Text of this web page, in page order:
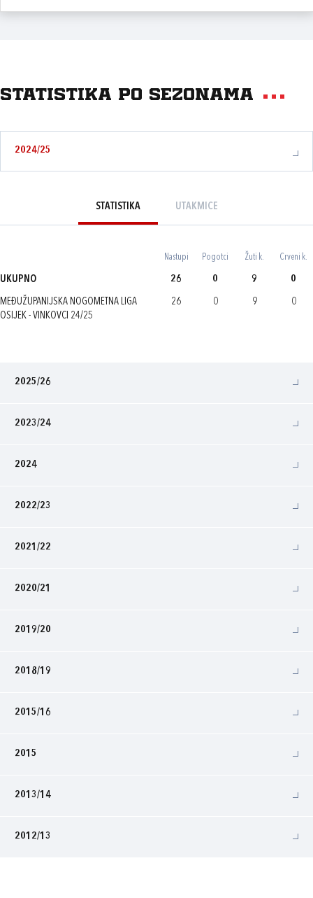
Statistika po sezonama
2024/25
STATISTIKA UTAKMICE
Nastupi Pogotci Žuti k. Crveni k.
UKUPNO 26 0 9 0
MEĐUŽUPANIJSKA NOGOMETNA LIGA
OSIJEK - VINKOVCI 24/25
26 0 9 0
2025/26
2023/24
2024
2022/23
2021/22
2020/21
2019/20
2018/19
2015/16
2015
2013/14
2012/13